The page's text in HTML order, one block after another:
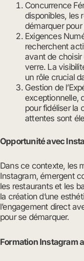
Concurrence
disponibles, les
démarquer
Exigences
recherchent
avant de choisir
verre. La
un rôle crucial
Gestion de
exceptionnelle,
pour fidéliser la
attentes sont
Opportunité avec
Dans ce contexte, les
Instagram, émergent
les restaurants et les
la création d’une
l’engagement direct
pour se démarquer.
Formation Instagram